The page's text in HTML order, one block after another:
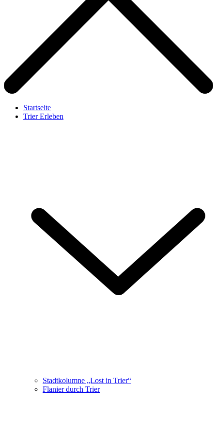
Startseite
Trier Erleben
Stadtkolumne „Lost in Trier“
Flanier durch Trier